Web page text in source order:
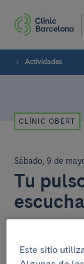
Actividades
CLÍNIC OBERT
Sábado, 9 de
Tu
La fibrilación
Este sitio